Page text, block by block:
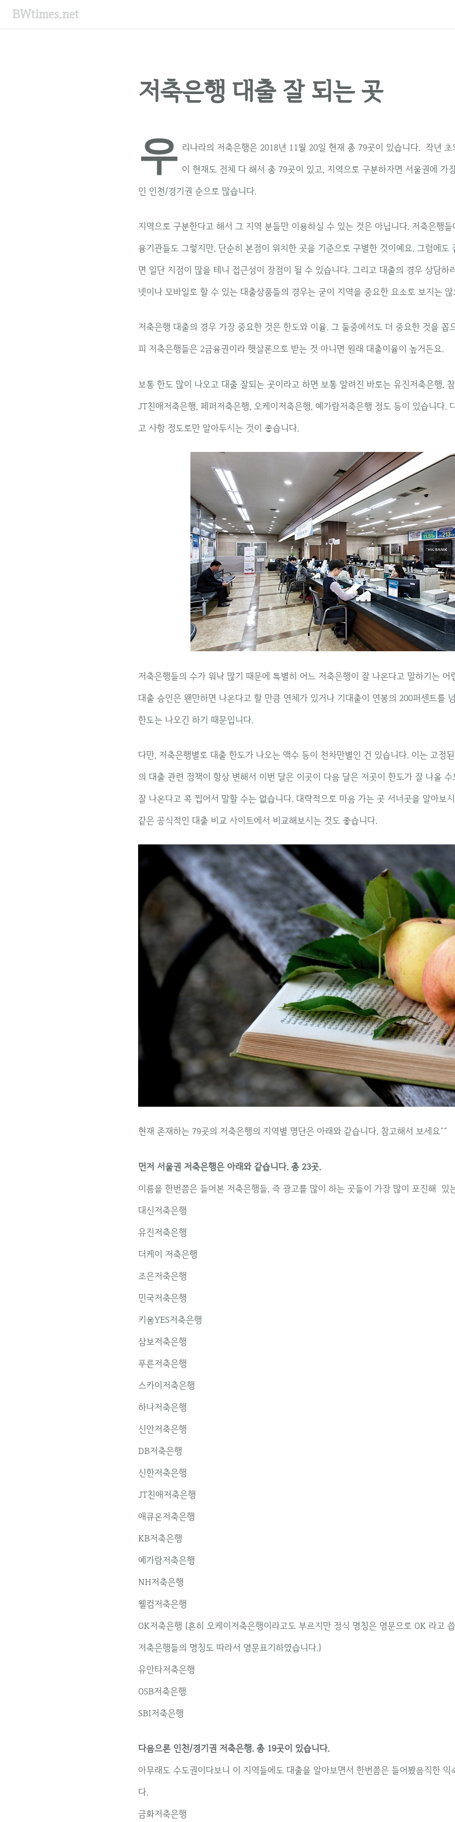
BWtimes.net
저축은행 대출 잘 되는 곳
우 리나라의 저축은행은 2018년 11월 20일 현재 총 79곳이 있습니다. 작년
이 현재도 전체 다 해서 총 79곳이 있고, 지역으로 구분하자면 서울권에 가
인 인천/경기권 순으로 많습니다.
지역으로 구분한다고 해서 그 지역 분들만 이용하실 수 있는 것은 아닙니다. 저축은행
융기관들도 그렇지만, 단순히 본점이 위치한 곳을 기준으로 구별한 것이예요. 그럼에도
면 일단 지점이 많을 테니 접근성이 장점이 될 수 있습니다. 그리고 대출의 경우 상담하
넷이나 모바일로 할 수 있는 대출상품들의 경우는 굳이 지역을 중요한 요소로 보지는
저축은행 대출의 경우 가장 중요한 것은 한도와 이율. 그 둘중에서도 더 중요한 것을 꼽
피 저축은행들은 2금융권이라 햇살론으로 받는 것 아니면 원래 대출이율이 높거든요.
보통 한도 많이 나오고 대출 잘되는 곳이라고 하면 보통 알려진 바로는 유진저축은행,
JT친애저축은행, 페퍼저축은행, 오케이저축은행, 예가람저축은행 정도 등이 있습니다.
고 사항 정도로만 알아두시는 것이 좋습니다.
저축은행들의 수가 워낙 많기 때문에 특별히 어느 저축은행이 잘 나온다고 말하기는 어
대출 승인은 왠만하면 나온다고 할 만큼 연체가 있거나 기대출이 연봉의 200퍼센트를
한도는 나오긴 하기 때문입니다.
다만, 저축은행별로 대출 한도가 나오는 액수 등이 천차만별인 건 있습니다. 이는 고정
의 대출 관련 정책이 항상 변해서 이번 달은 이곳이 다음 달은 저곳이 한도가 잘 나올
잘 나온다고 콕 찝어서 말할 수는 없습니다. 대략적으로 마음 가는 곳 서너곳을 알아보
같은 공식적인 대출 비교 사이트에서 비교해보시는 것도 좋습니다.
현재 존재하는 79곳의 저축은행의 지역별 명단은 아래와 같습니다. 참고해서 보세요^^
먼저 서울권 저축은행은 아래와 같습니다. 총 23곳.
이름을 한번쯤은 들어본 저축은행들, 즉 광고를 많이 하는 곳들이 가장 많이 포진해 있
대신저축은행
유진저축은행
더케이 저축은행
조은저축은행
민국저축은행
키움YES저축은행
삼보저축은행
푸른저축은행
스카이저축은행
하나저축은행
신안저축은행
DB저축은행
신한저축은행
JT친애저축은행
애큐온저축은행
KB저축은행
예가람저축은행
NH저축은행
웰컴저축은행
OK저축은행 (흔히 오케이저축은행이라고도 부르지만 정식 명칭은 영문으로 OK 라고
저축은행들의 명칭도 따라서 영문표기하였습니다.)
유안타저축은행
OSB저축은행
SBI저축은행
다음으론 인천/경기권 저축은행. 총 19곳이 있습니다.
아무래도 수도권이다보니 이 지역들에도 대출을 알아보면서 한번쯤은 들어봤음직한 익
다.
금화저축은행